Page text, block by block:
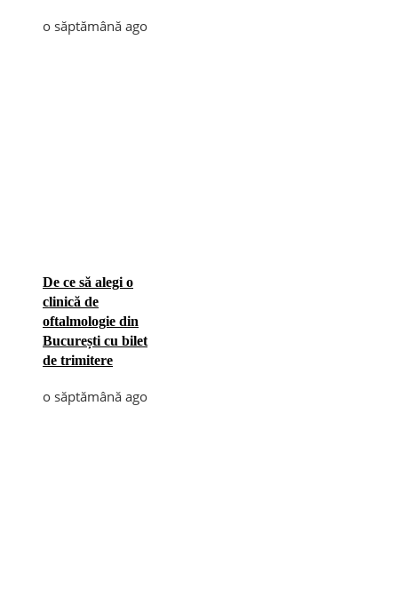
o săptămână ago
De ce să alegi o
clinică de
oftalmologie din
București cu bilet
de trimitere
o săptămână ago